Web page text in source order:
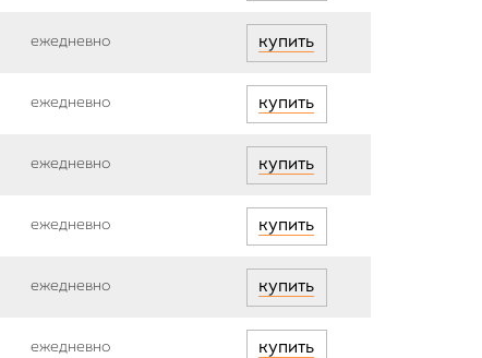
ежедневно купить
ежедневно купить
ежедневно купить
ежедневно купить
ежедневно купить
ежедневно купить